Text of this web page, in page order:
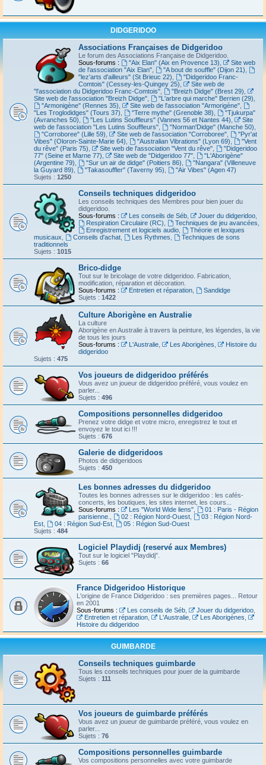
DIDGERIDOO
Associations Françaises de Didgeridoo
Le forum des Associations Française de Didgeridoo.
Sous-forums :
"Aix Elan" (Aix en Provence 13)
Site web
de l'association "Aix Elan"
"A bout de souffle" (Dijon 21)
"lez'arts d'ailleurs" (St Brieuc 22)
"Didgeridoo Franc-
Comtois" (Cessey-les-Quingey 25)
Site web de
"l'association du Didgeridoo Franc-Comtois"
"Breizh Didge" (Brest 29)
Site web de l'association "Breizh Didge"
"L'arbre qui marche" Berrien (29)
"Armonigène" (Rennes 35)
Site web de l'association "Armorigène",
"Les Troglodidges" (Tours 37)
"Terre mythe" (Grenoble 38)
"Tjukurpa"
(Avranches 50)
"Les Lutins Souffleurs" (Vannes 56 et Nantes 44)
Site
web de l'association "Les Lutins Souffleurs"
"Norman'Didge" (Manche 50)
"Corroboree" (Lille 59)
Site web de l'association "Corroboree",
"Pyr'at
Vibes" (Oloron-Sainte-Marie 64)
"Australian Vibrations" (Lyon 69)
"Vent
du rêve" (Paris 75)
Site web de l'association "Vent du rêve",
"Didgeridoo
77" (Seine et Marne 77)
Site web de "Didgeridoo 77",
"L'Aborigène"
(Argentine 79)
"Sur un air de didge" (Poitiers 86)
"Nangara" (Villeneuve
la Guyard 89)
"Takasouffler" (Taverny 95)
"Air Vibes" (Agen 47)
Sujets : 1250
Conseils techniques didgeridoo
Les conseils techniques des Membres pour bien jouer du
didgeridoo.
Sous-forums :
Les conseils de Séb, Jouer du didgeridoo,
Respiration Circulaire (RC)
Techniques de jeu avancées
Enregistrement et logiciels audio,
Théorie et lexiques
musicaux
Conseils d'achat, Les Rythmes
Techniques de sons
traditionnels
Sujets : 1015
Brico-didge
Tout sur le bricolage de votre didgeridoo. Fabrication,
modification, réparation et décoration.
Sous-forums :
Entretien et réparation,
Sandidge
Sujets : 1422
Culture Aborigène en Australie
La culture
Aborigène en Australie à travers la peinture, les légendes, la vie
de tous les jours
Sous-forums :
L'Australie, Les Aborigènes
Histoire du
didgeridoo
Sujets : 475
Vos joueurs de didgeridoo préférés
Vous avez un joueur de didgeridoo préféré, vous voulez en
parler...
Sujets : 496
Compositions personnelles didgeridoo
Prenez votre didge et votre micro, enregistrez le tout et
envoyez le tout ici !!!
Sujets : 676
Galerie de didgeridoos
Photos de didgeridoos
Sujets : 450
Les bonnes adresses du didgeridoo
Toutes les bonnes adresses sur le didgeridoo : les cafés-
concerts, les boutiques, les sites internet, les cours...
Sous-forums :
Les "World Wide liens",
01 : Paris - Région
parisienne.
02 : Région Nord-Ouest,
03 : Région Nord-
Est
04 : Région Sud-Est,
05 : Région Sud-Ouest
Sujets : 484
Logiciel Playdidj (reservé aux Membres)
Tout sur le logiciel "Playdidj".
Sujets : 66
France Didgeridoo Historique
L'origine de France Didgeridoo : ses premières pages... Retour
en 2001
Sous-forums :
Les conseils de Séb, Jouer du didgeridoo,
Entretien et réparation, L'Australie, Les Aborigènes
Histoire du didgeridoo
GUIMBARDE
Conseils techniques guimbarde
Tous les conseils techniques pour jouer de la guimbarde
Sujets : 111
Vos joueurs de guimbarde préférés
Vous avez un joueur de guimbarde préféré, vous voulez en
parler...
Sujets : 76
Compositions personnelles guimbarde
Vos compositions personnelles avec votre guimbarde